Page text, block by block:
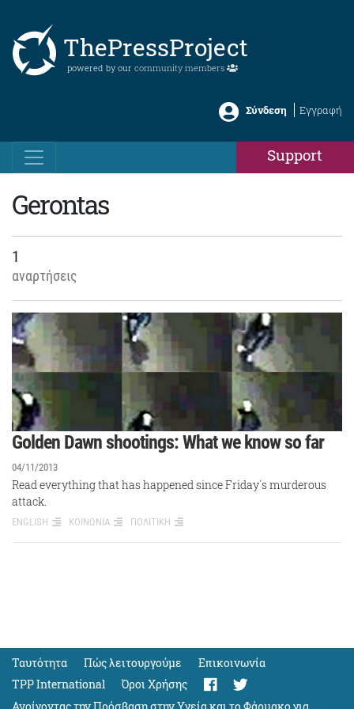
ThePressProject
powered by our community members
Σύνδεση Εγγραφή
Support
Gerontas
1
αναρτήσεις
Golden Dawn shootings: What we know so far
04/11/2013
Read everything that has happened since Friday΄s murderous
attack.
ENGLISH ΚΟΙΝΩΝΙΑ ΠΟΛΙΤΙΚΗ
Ταυτότητα Πώς λειτουργούμε
Eπικοινωνία
TPP International
Όροι Χρήσης